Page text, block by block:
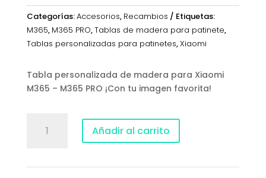
Categorías:Accesorios, Recambios
Etiquetas:
M365, M365 PRO,Tablas de madera para patinete,
Tablas personalizadas para patinetes,Xiaomi
Tabla personalizada de madera para Xiaomi
M365 – M365 PRO ¡Con tu imagen favorita!
personalizada Añadir al carrito